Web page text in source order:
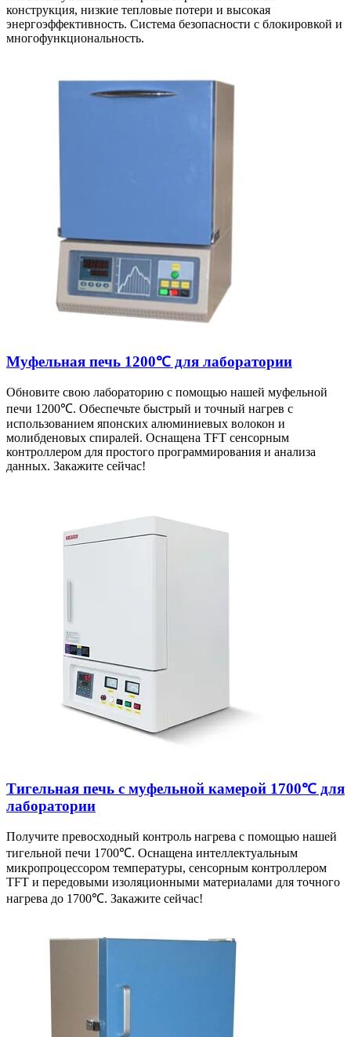
конструкция, низкие тепловые потери и высокая
энергоэффективность. Система безопасности с блокировкой и
многофункциональность.
Муфельная печь 1200℃ для лаборатории
Обновите свою лабораторию с помощью нашей муфельной
печи 1200℃. Обеспечьте быстрый и точный нагрев с
использованием японских алюминиевых волокон и
молибденовых спиралей. Оснащена TFT сенсорным
контроллером для простого программирования и анализа
данных. Закажите сейчас!
Тигельная печь с муфельной камерой 1700℃ для
лаборатории
Получите превосходный контроль нагрева с помощью нашей
тигельной печи 1700℃. Оснащена интеллектуальным
микропроцессором температуры, сенсорным контроллером
TFT и передовыми изоляционными материалами для точного
нагрева до 1700℃. Закажите сейчас!